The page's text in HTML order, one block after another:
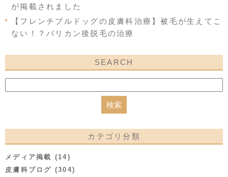
が掲載されました
【フレンチブルドッグの皮膚科治療】被毛が生えてこ
ない！？バリカン後脱毛の治療
SEARCH
カテゴリ分類
メディア掲載 (14)
皮膚科ブログ (304)